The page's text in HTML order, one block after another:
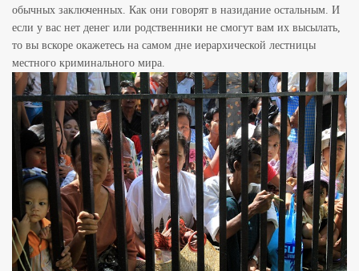
обычных заключенных. Как они говорят в назидание остальным. И
если у вас нет денег или родственники не смогут вам их высылать,
то вы вскоре окажетесь на самом дне иерархической лестницы
местного криминального мира.